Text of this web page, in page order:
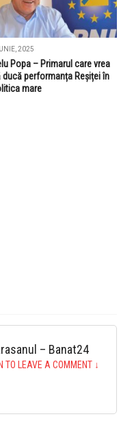
2025
Popa – Primarul care vrea
ducă performanța Reșiței în
mare
– Banat24
TO LEAVE A COMMENT ↓